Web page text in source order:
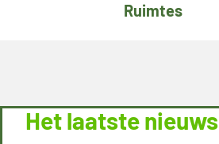
Ruimtes
Het laatste nieuws